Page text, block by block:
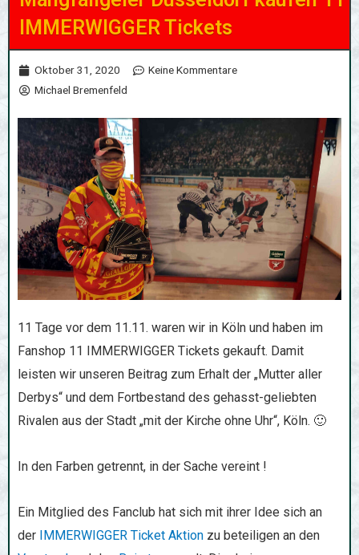
IMMERWIGGER Tickets
Oktober 31, 2020
Keine Kommentare
Michael Bremenfeld
11 Tage vor dem 11.11. waren wir in Köln und haben im
Fanshop 11 IMMERWIGGER Tickets gekauft. Damit
leisten wir unseren Beitrag zum Erhalt der „Mutter aller
Derbys“ und dem Fortbestand des gehasst-geliebten
Rivalen aus der Stadt „mit der Kirche ohne Uhr“, Köln. 🙂
In den Farben getrennt, in der Sache vereint !
Ein Mitglied des Fanclub hat sich mit ihrer Idee sich an
der
IMMERWIGGER Ticket Aktion zu beteiligen an den